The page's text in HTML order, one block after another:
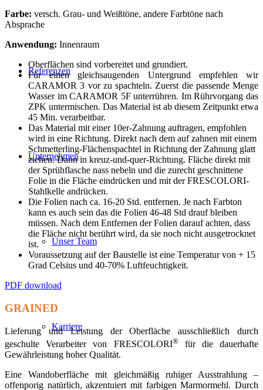
Referenzen
Unternehmen
Unser Team
Karriere
Farbe: versch. Grau- und Weißtöne, andere Farbtöne nach
Absprache
Anwendung: Innenraum
Oberflächen sind vorbereitet und grundiert.
Für einen gleichsaugenden Untergrund empfehlen wir
CARAMOR 3 vor zu spachteln. Zuerst die passende Menge
Wasser im CARAMOR 5F unterrühren. Im Rührvorgang das
ZPK untermischen. Das Material ist ab diesem Zeitpunkt etwa
45 Min. verarbeitbar.
Das Material mit einer 10er-Zahnung auftragen, empfohlen
wird in eine Richtung. Direkt nach dem auf zahnen mit einem
Schmetterling-Flächenspachtel in Richtung der Zahnung glatt
ziehen. Dann in kreuz-und-quer-Richtung. Fläche direkt mit
der Sprühflasche nass nebeln und die zurecht geschnittene
Folie in die Fläche eindrücken und mit der FRESCOLORI-
Stahlkelle andrücken.
Die Folien nach ca. 16-20 Std. entfernen. Je nach Farbton
kann es auch sein das die Folien 46-48 Std drauf bleiben
müssen. Nach dem Entfernen der Folien darauf achten, dass
die Fläche nicht berührt wird, da sie noch nicht ausgetrocknet
ist.
Voraussetzung auf der Baustelle ist eine Temperatur von + 15
Grad Celsius und 40-70% Luftfeuchtigkeit.
PDF download
GRAINED
Lieferung und Leistung der Oberfläche ausschließlich durch
geschulte Verarbeiter von FRESCOLORI®für die dauerhafte
Gewährleistung hoher Qualität.
Eine Wandoberfläche mit gleichmäßig ruhiger Ausstrahlung –
offenporig natürlich, akzentuiert mit farbigen Marmormehl. Durch